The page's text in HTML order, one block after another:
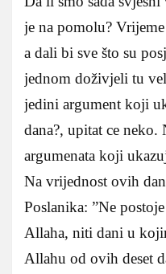
je na pomolu?
a dali bi sve što su
jednom doživjeli tu
jedini argument koji
dana?, upitat ce
argumenata koji
Na vrijednost ovih
Poslanika: ”Ne
Allaha, niti dani u
Allahu od ovih deset